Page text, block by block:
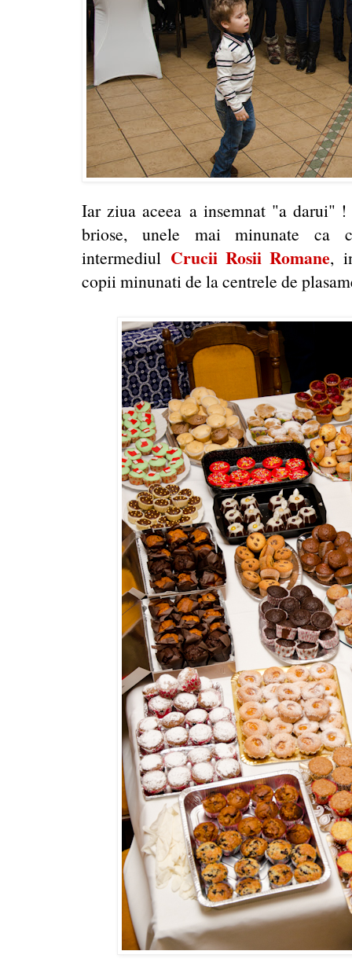
Iar ziua aceea a insemnat "a
briose, unele mai minunate ca
intermediul Crucii Rosii Romane,
copii minunati de la centrele de